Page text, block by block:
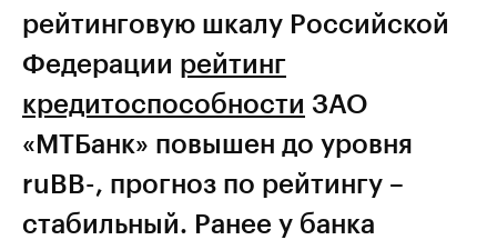
рейтинговую шкалу Российской
Федерации рейтинг
кредитоспособности ЗАО
«МТБанк» повышен до уровня
ruBB-, прогноз по рейтингу –
стабильный. Ранее у банка